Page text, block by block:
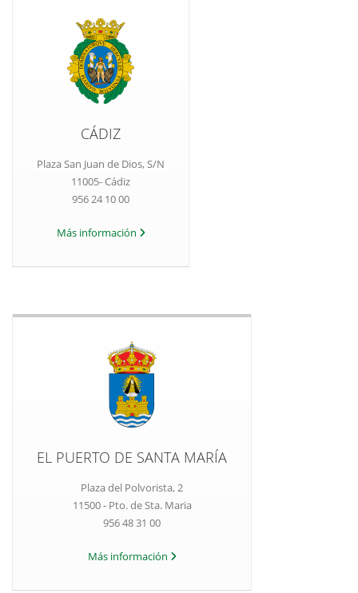
CÁDIZ
Plaza San Juan de Dios, S/N
11005- Cádiz
956 24 10 00
Más información
EL PUERTO DE SANTA MARÍA
Plaza del Polvorista, 2
11500 - Pto. de Sta. Maria
956 48 31 00
Más información